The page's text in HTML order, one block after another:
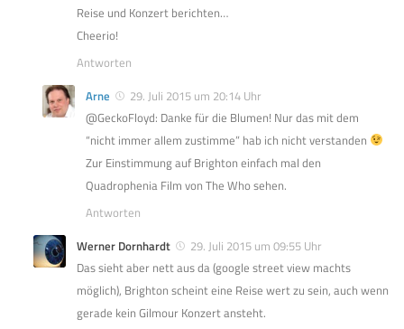
Reise und Konzert berichten…
Cheerio!
Antworten
Arne
29. Juli 2015 um 20:14 Uhr
@GeckoFloyd: Danke für die Blumen! Nur das mit dem
“nicht immer allem zustimme” hab ich nicht verstanden
Zur Einstimmung auf Brighton einfach mal den
Quadrophenia Film von The Who sehen.
Antworten
Werner Dornhardt
29. Juli 2015 um 09:55 Uhr
Das sieht aber nett aus da (google street view machts
möglich), Brighton scheint eine Reise wert zu sein, auch wenn
gerade kein Gilmour Konzert ansteht.